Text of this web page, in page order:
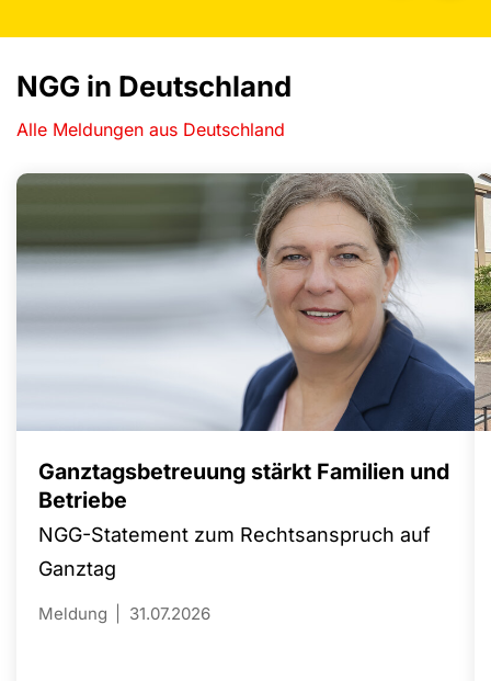
NGG in Deutschland
Alle Meldungen aus Deutschland
Ganztagsbetreuung stärkt Familien und
Betriebe
NGG-Statement zum Rechtsanspruch auf
Ganztag
Meldung 31.07.2026